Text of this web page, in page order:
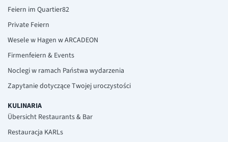
Feiern im Quartier82
Private Feiern
Wesele w Hagen w ARCADEON
Firmenfeiern & Events
Noclegi w ramach Państwa wydarzenia
Zapytanie dotyczące Twojej uroczystości
KULINARIA
Übersicht Restaurants & Bar
Restauracja KARLs